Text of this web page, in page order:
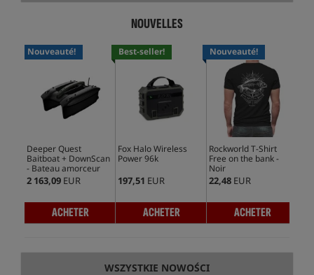
NOUVELLES
Nouveauté!
Deeper Quest
Baitboat + DownScan
- Bateau amorceur
2 163,09 EUR
ACHETER
Best-seller!
Fox Halo Wireless
Power 96k
197,51 EUR
ACHETER
Nouveauté!
Rockworld T-Shirt
Free on the bank -
Noir
22,48 EUR
ACHETER
WSZYSTKIE NOWOŚCI